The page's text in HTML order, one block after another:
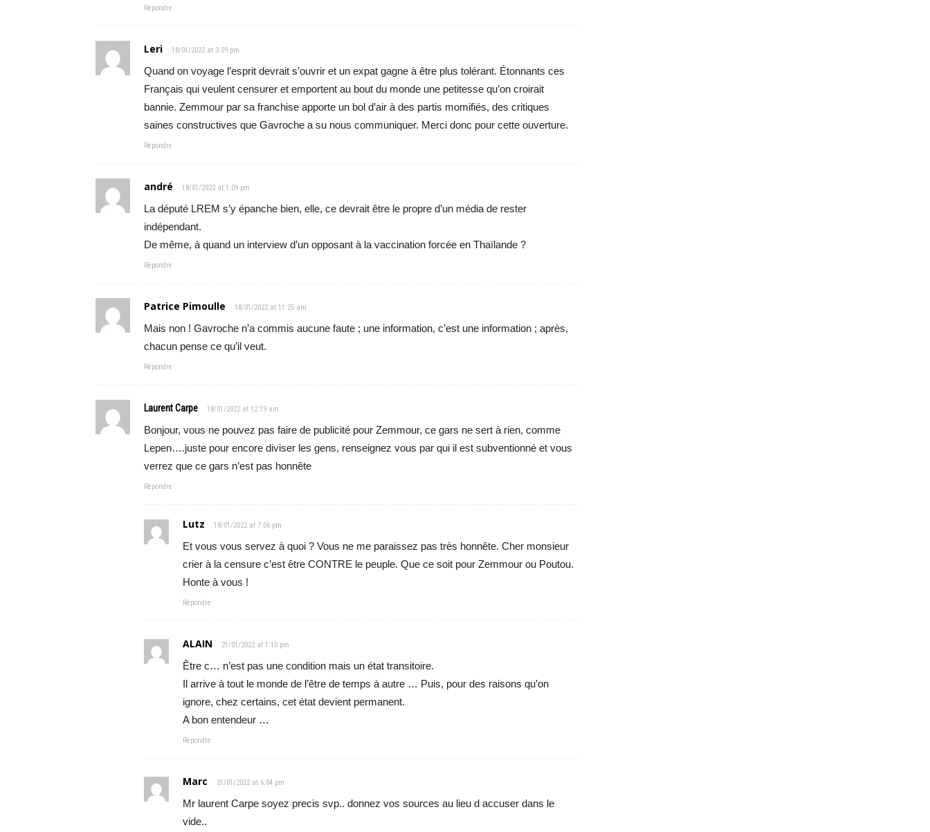
Répondre
Leri 18/01/2022 at 3:09 pm
Quand on voyage l’esprit devrait s’ouvrir et un expat gagne à être plus tolérant. Étonnants ces
Français qui veulent censurer et emportent au bout du monde une petitesse qu’on croirait
bannie. Zemmour par sa franchise apporte un bol d’air à des partis momifiés, des critiques
saines constructives que Gavroche a su nous communiquer. Merci donc pour cette ouverture.
Répondre
andré 18/01/2022 at 1:09 pm
La député LREM s’y épanche bien, elle, ce devrait être le propre d’un média de rester
indépendant.
De même, à quand un interview d’un opposant à la vaccination forcée en Thaïlande ?
Répondre
Patrice Pimoulle 18/01/2022 at 11:25 am
Mais non ! Gavroche n’a commis aucune faute ; une information, c’est une information ; après,
chacun pense ce qu’il veut.
Répondre
Laurent Carpe 18/01/2022 at 12:19 am
Bonjour, vous ne pouvez pas faire de publicité pour Zemmour, ce gars ne sert à rien, comme
Lepen….juste pour encore diviser les gens, renseignez vous par qui il est subventionné et vous
verrez que ce gars n’est pas honnête
Répondre
Lutz 18/01/2022 at 7:06 pm
Et vous vous servez à quoi ? Vous ne me paraissez pas très honnête. Cher monsieur
crier à la censure c’est être CONTRE le peuple. Que ce soit pour Zemmour ou Poutou.
Honte à vous !
Répondre
ALAIN 21/01/2022 at 1:10 pm
Être c… n’est pas une condition mais un état transitoire.
Il arrive à tout le monde de l’être de temps à autre … Puis, pour des raisons qu’on
ignore, chez certains, cet état devient permanent.
A bon entendeur …
Répondre
Marc 21/01/2022 at 6:04 pm
Mr laurent Carpe soyez precis svp.. donnez vos sources au lieu d accuser dans le
vide..